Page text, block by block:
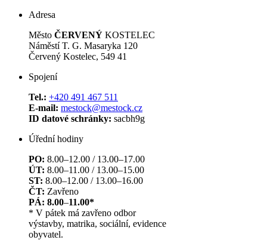
Adresa
Město ČERVENÝ KOSTELEC
Náměstí T. G. Masaryka 120
Červený Kostelec, 549 41
Spojení
Tel.: +420 491 467 511
E-mail: mestock@mestock.cz
ID datové schránky: sacbh9g
Úřední hodiny
PO: 8.00–12.00 / 13.00–17.00
ÚT: 8.00–11.00 / 13.00–15.00
ST: 8.00–12.00 / 13.00–16.00
ČT: Zavřeno
PÁ: 8.00–11.00*
* V pátek má zavřeno odbor
výstavby, matrika, sociální, evidence
obyvatel.